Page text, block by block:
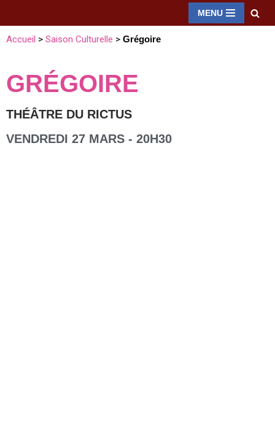
Aller
MENU
Accueil > Saison Culturelle > Grégoire
GRÉGOIRE
THÉÂTRE DU RICTUS
VENDREDI 27 MARS - 20H30